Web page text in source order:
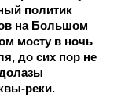
политик
на Большом
мосту в ночь
до сих пор не
реки.